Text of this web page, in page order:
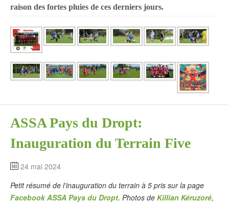
raison des fortes pluies de ces derniers jours.
ASSA Pays du Dropt:
Inauguration du Terrain Five
24 mai 2024
Petit résumé de l’inauguration du terrain à 5 pris sur la page
Facebook ASSA Pays du Dropt. Photos de Killian Kéruzoré,